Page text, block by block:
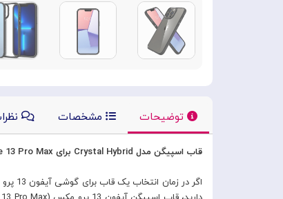
توضیحات مشخصات
قاب اسپیگن مدل Crystal Hybrid برای iPhone 13 Pro Max
اگر